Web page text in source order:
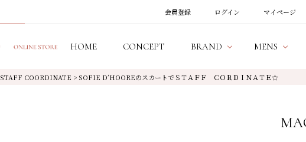
会員登録 ログイン マイページ
HOME CONCEPT BRAND MENS
STAFF COORDINATE > SOFIE D’HOOREのスカートでＳＴＡＦＦ ＣＯＲＤＩＮＡＴＥ☆